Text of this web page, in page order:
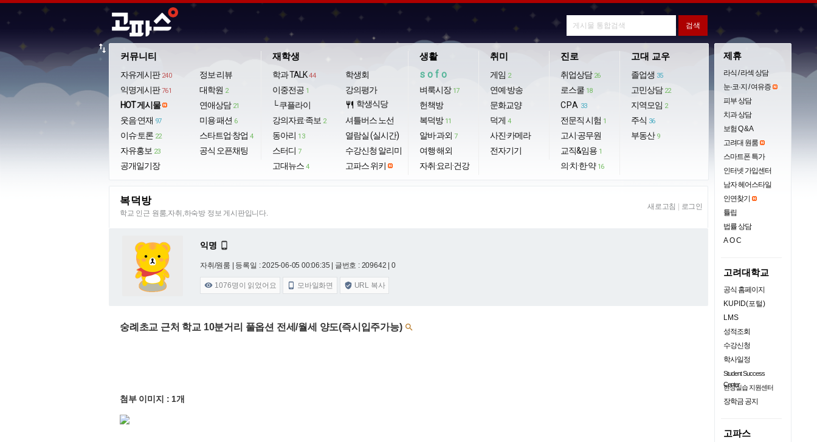
커뮤니티
자유게시판 240
익명게시판 761
HOT 게시물
웃음·연재 97
이슈·토론 22
자유홍보 23
공개일기장
정보·리뷰
대학원 2
연애상담 21
미용·패션 6
스타트업·창업 4
공식 오픈채팅
재학생
학과 TALK 44
이중전공 1
└ 쿠플라이
강의자료·족보 2
동아리 13
스터디 7
고대뉴스 4
학생회
강의평가
restaurant 학생식당
셔틀버스 노선
열람실 (실시간)
수강신청 알리미
고파스 위키
생활
sofo
벼룩시장 17
헌책방
복덕방 11
알바·과외 7
여행·해외
자취·요리·건강
취미
게임 2
연예·방송
문화교양
덕게 4
사진·카메라
전자기기
진로
취업상담 26
로스쿨 18
CPA 33
전문직 시험 1
고시·공무원
교직&임용 1
의·치·한·약 16
고대 교우
졸업생 35
고민상담 22
지역모임 2
주식 36
부동산 9
import_export
복덕방
학교 인근 원룸,자취,하숙방 정보 게시판입니다.
새로고침 로그인
익명 
자취/원룸 | 등록일 : 2025-06-05 00:06:35 | 글번호 : 209642 | 0
 1076명이 읽었어요  모바일화면  URL 복사
숭례초교 근처 학교 10분거리 풀옵션 전세/월세 양도(즉시입주가능) 
첨부 이미지 : 1개
제휴
라식 / 라섹 상담
눈·코·지 / 여유증
피부 상담
치과 상담
보험 Q & A
고려대 원룸
스마트폰 특가
인터넷 가입센터
남자 헤어스타일
인연찾기
튤립
법률 상담
AOC
고려대학교
공식 홈페이지
KUPID(포털)
LMS
성적조회
수강신청
학사일정
Student Success
Center
현장실습 지원센터
장학금 공지
고파스